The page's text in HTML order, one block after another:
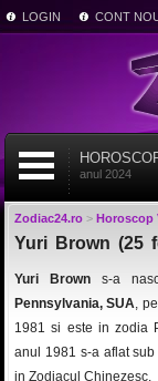
LOGIN CONT
anul 2024
Zodiac24.ro> Horoscop
Yuri Brown (25
Yuri Browns-a
Pennsylvania, SUA,
1981 si este in zodia
anul 1981 s-a aflat
in Zodiacul Chinezesc.